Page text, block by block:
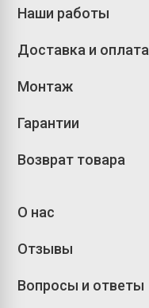
Наши работы
Доставка и оплата
Монтаж
Гарантии
Возврат товара
О нас
Отзывы
Вопросы и ответы